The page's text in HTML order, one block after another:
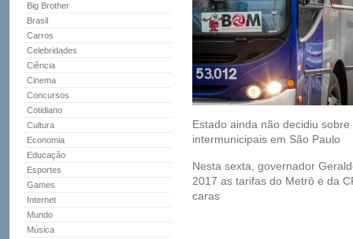
Big Brother
Brasil
Carros
Celebridades
Ciência
Cinema
Concursos
Cotidiano
Cultura
Economia
Educação
Esportes
Games
Internet
Mundo
Música
Estado ainda não decidiu sobre
intermunicipais em São Paulo
Nesta sexta, governador
2017 as tarifas do Metrô e da
caras